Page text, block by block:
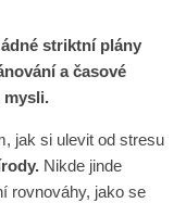
striktní plány
a časové
mysli.
jak si ulevit od stresu
Nikde jinde
rovnováhy, jako se